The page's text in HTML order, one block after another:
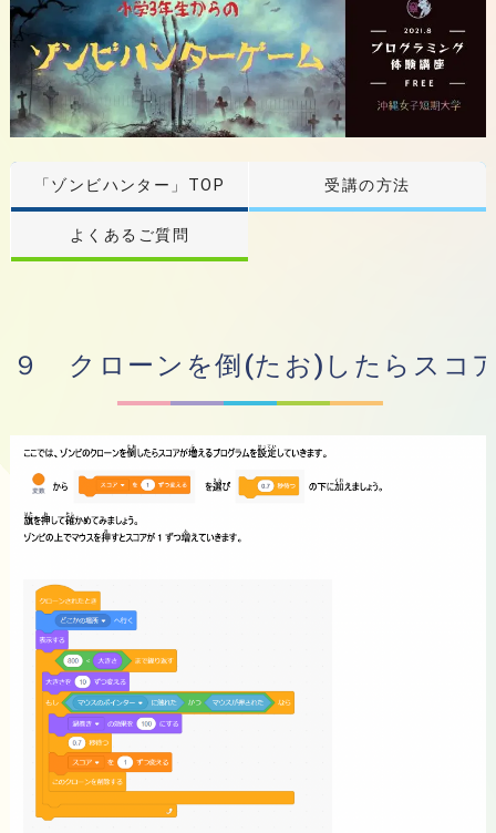
「ゾンビハンター」TOP 受講の方法
よくあるご質問
９ クローンを倒(たお)したらスコ